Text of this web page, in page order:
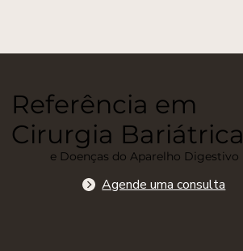
Referência em
Cirurgia Bariátrica
e Doenças do Aparelho Digestivo
Agende uma consulta